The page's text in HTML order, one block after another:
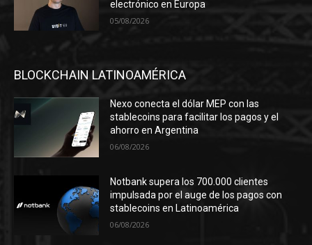
electrónico en Europa
05/08/2026
BLOCKCHAIN LATINOAMÉRICA
Nexo conecta el dólar MEP con las
stablecoins para facilitar los pagos y el
ahorro en Argentina
06/08/2026
Notbank supera los 700.000 clientes
impulsada por el auge de los pagos con
stablecoins en Latinoamérica
06/08/2026